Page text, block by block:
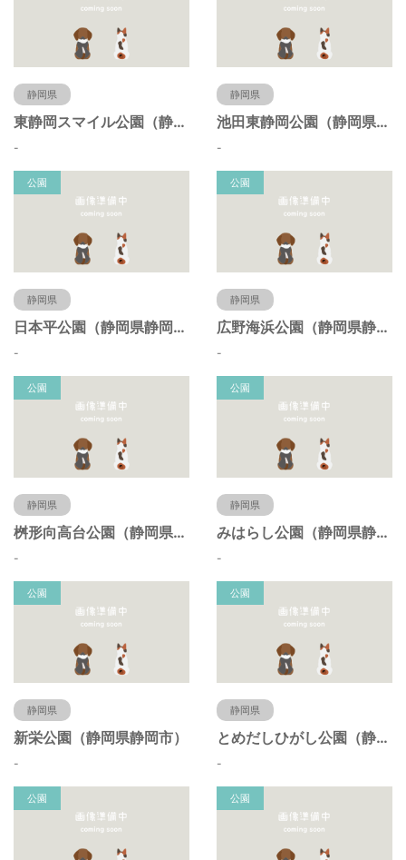
静岡県
東静岡スマイル公園（静岡県静岡市）
-
静岡県
池田東静岡公園（静岡県静岡市）
-
公園
静岡県
日本平公園（静岡県静岡市）
-
公園
静岡県
広野海浜公園（静岡県静岡市）
-
公園
静岡県
桝形向高台公園（静岡県静岡市）
-
公園
静岡県
みはらし公園（静岡県静岡市）
-
公園
静岡県
新栄公園（静岡県静岡市）
-
公園
静岡県
とめだしひがし公園（静岡県静岡市）
-
公園 公園